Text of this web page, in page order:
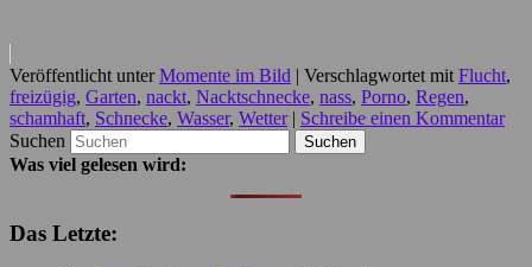
Veröffentlicht unter Momente im Bild | Verschlagwortet mit Flucht,
freizügig, Garten, nackt, Nacktschnecke, nass, Porno, Regen,
schamhaft, Schnecke, Wasser, Wetter | Schreibe einen Kommentar
Suchen
Was viel gelesen wird:
Das Letzte: